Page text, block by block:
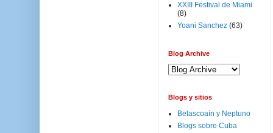
XXIII Festival de Miami
(8)
Yoani Sanchez (63)
Blog Archive
Blogs y sitios
Belascoaín y Neptuno
Blogs sobre Cuba